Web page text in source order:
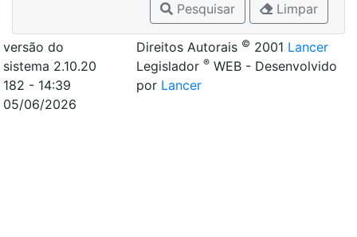
Pesquisar Limpar
Direitos Autorais © 2001 Lancer
Legislador® WEB - Desenvolvido
por Lancer
versão do
sistema 2.10.20
182 - 14:39
05/06/2026